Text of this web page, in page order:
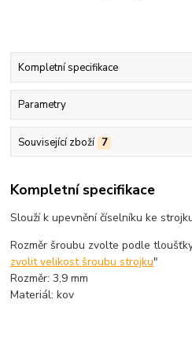
Kompletní specifikace
Parametry
Související zboží 7
Kompletní specifikace
Slouží k upevnění číselníku ke
Rozměr šroubu zvolte podle
zvolit velikost šroubu strojku"
Rozměr: 3,9 mm
Materiál: kov